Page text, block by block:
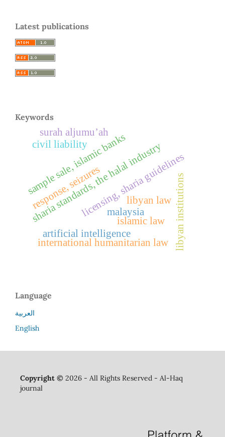
Latest publications
Keywords
sample sale, islamic banks
malaysia
sharia standards, the halal industry
licensing, sharia guidelines
libyan institutions
islamic law
artificial intelligence
civil liability
response, seizures libyan law
international humanitarian law
surah aljumu’ah
Language
العربية
English
Copyright ©2026 - All Rights Reserved - Al-Haq
journal